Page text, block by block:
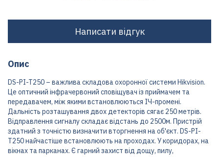
Написати відгук
Опис
DS-PI-T250 – важлива складова охоронної системи Hikvision.
Це оптичний інфрачервоний сповіщувач із приймачем та
передавачем, між якими встановлюються ІЧ-промені.
Дальність розташування двох детекторів сягає 250 метрів.
Відправлення сигналу складає відстань до 2500м. Пристрій
здатний з точністю визначити вторгнення на об'єкт. DS-PI-
T250 найчастіше встановлюють на проходах. У коридорах, на
вікнах та парканах. Є гарний захист від дощу, пилу,